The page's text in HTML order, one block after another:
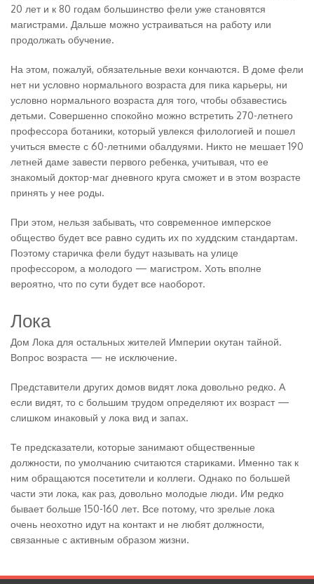
20 лет и к 80 годам большинство фели уже становятся
магистрами. Дальше можно устраиваться на работу или
продолжать обучение.
На этом, пожалуй, обязательные вехи кончаются. В доме фели
нет ни условно нормального возраста для пика карьеры, ни
условно нормального возраста для того, чтобы обзавестись
детьми. Совершенно спокойно можно встретить 270-летнего
профессора ботаники, который увлекся филологией и пошел
учиться вместе с 60-летними обалдуями. Никто не мешает 190
летней даме завести первого ребенка, учитывая, что ее
знакомый доктор-маг дневного круга сможет и в этом возрасте
принять у нее роды.
При этом, нельзя забывать, что современное имперское
общество будет все равно судить их по худдским стандартам.
Поэтому старичка фели будут называть на улице
профессором, а молодого — магистром. Хоть вполне
вероятно, что по сути будет все наоборот.
Лока
Дом Лока для остальных жителей Империи окутан тайной.
Вопрос возраста — не исключение.
Представители других домов видят лока довольно редко. А
если видят, то с большим трудом определяют их возраст —
слишком инаковый у лока вид и запах.
Те предсказатели, которые занимают общественные
должности, по умолчанию считаются стариками. Именно так к
ним обращаются посетители и коллеги. Однако по большей
части эти лока, как раз, довольно молодые люди. Им редко
бывает больше 150-160 лет. Все потому, что зрелые лока
очень неохотно идут на контакт и не любят должности,
связанные с активным образом жизни.